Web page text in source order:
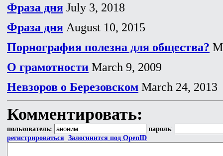
Фраза дня July 3, 2018
Фраза дня August 10, 2015
Порнография полезна для общества?
О грамотности March 9, 2009
Невзоров о Березовском March 24, 2013
Комментировать:
пользователь: пароль:
регистрироваться Залогинится под OpenID